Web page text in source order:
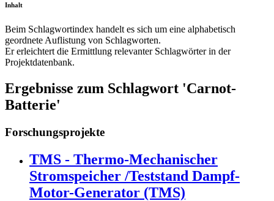
Inhalt
Beim Schlagwortindex handelt es sich um eine alphabetisch
geordnete Auflistung von Schlagworten.
Er erleichtert die Ermittlung relevanter Schlagwörter in der
Projektdatenbank.
Ergebnisse zum Schlagwort 'Carnot-
Batterie'
Forschungsprojekte
TMS - Thermo-Mechanischer
Stromspeicher /Teststand Dampf-
Motor-Generator (TMS)